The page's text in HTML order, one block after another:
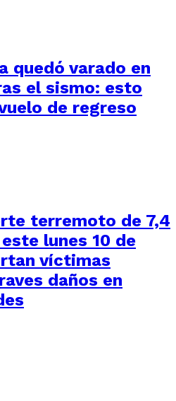
quedó varado en
el sismo: esto
de regreso
terremoto de 7,4
lunes 10 de
víctimas
daños en